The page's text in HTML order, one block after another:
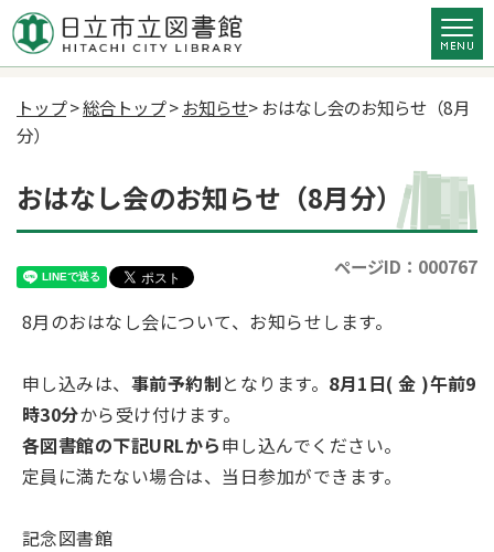
トップ>総合トップ>お知らせ> おはなし会のお知らせ（8月
分）
おはなし会のお知らせ（8月分）
ページID：000767
8月のおはなし会について、お知らせします。
申し込みは、 事前予約制となります。 8月1日( 金 )午前9
時30分から受け付けます。
各図書館の下記URLから申し込んでください。
定員に満たない場合は、当日参加ができます。
記念図書館